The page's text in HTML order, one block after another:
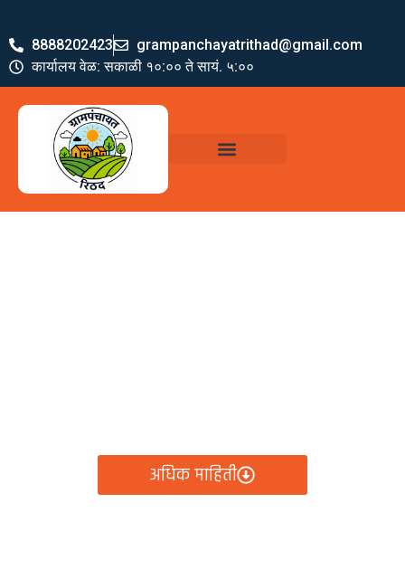
8888202423
grampanchayatrithad@gmail.com
कार्यालय वेळ: सकाळी १०:०० ते सायं. ५:००
अधिक माहिती